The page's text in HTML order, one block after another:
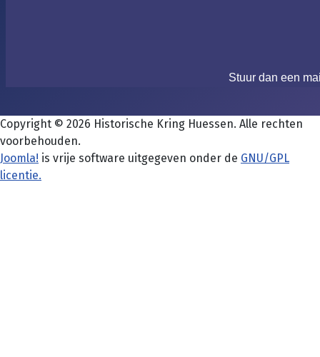
Stuur dan een
Copyright © 2026 Historische Kring Huessen. Alle rechten
voorbehouden.
Joomla! is vrije software uitgegeven onder de GNU/GPL
licentie.